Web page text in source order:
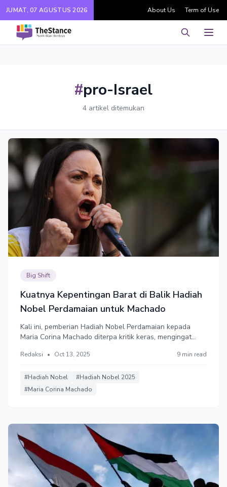
JUMAT, 07 AGUSTUS 2026 About Us Term of Use
Pencarian
#pro-Israel
4 artikel ditemukan
Big Shift
Kuatnya Kepentingan Barat di Balik Hadiah
Nobel Perdamaian untuk Machado
Kali ini, pemberian Hadiah Nobel Perdamaian kepada
Maria Corina Machado diterpa kritik keras, mengingat
penerima Nobel Perdamaian sebelumnya yang tak
Barat, dan menyerukan perang.
Redaksi • Oct 13, 2025 9 min read
#Hadiah Nobel
#Hadiah Nobel 2025
#Maria Corina Machado